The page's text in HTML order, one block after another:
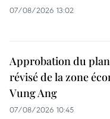
07/08/2026 13:02
Approbation du
révisé de la zone
Vung Ang
07/08/2026 10:45